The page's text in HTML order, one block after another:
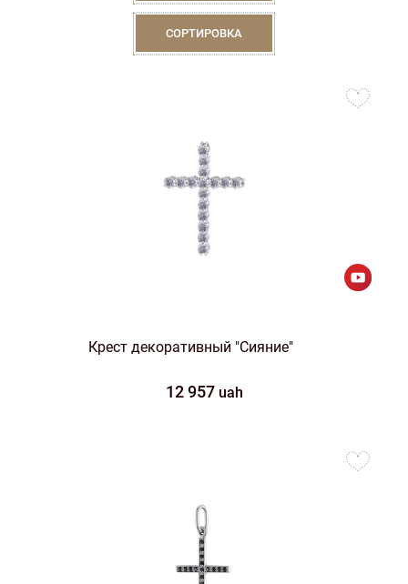
СОРТИРОВКА
Крест декоративный "Сияние"
12 957 uah
favorites
favorites